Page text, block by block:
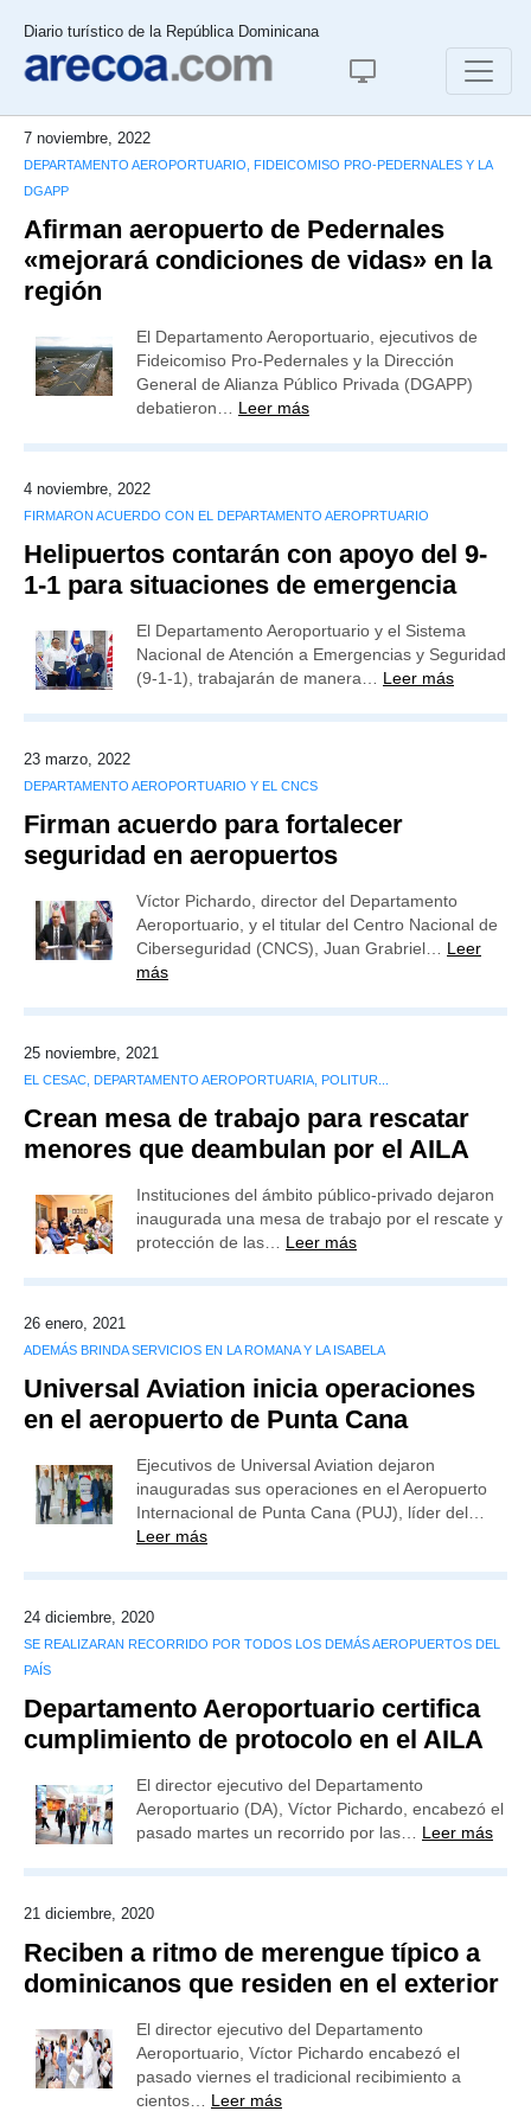
Diario turístico de la República Dominicana
7 noviembre, 2022
DEPARTAMENTO AEROPORTUARIO, FIDEICOMISO PRO-PEDERNALES Y LA
DGAPP
Afirman aeropuerto de Pedernales
«mejorará condiciones de vidas» en la
región
El Departamento Aeroportuario, ejecutivos de
Fideicomiso Pro-Pedernales y la Dirección
General de Alianza Público Privada (DGAPP)
debatieron… Leer más
4 noviembre, 2022
FIRMARON ACUERDO CON EL DEPARTAMENTO AEROPRTUARIO
Helipuertos contarán con apoyo del 9-
1-1 para situaciones de emergencia
El Departamento Aeroportuario y el Sistema
Nacional de Atención a Emergencias y Seguridad
(9-1-1), trabajarán de manera… Leer más
23 marzo, 2022
DEPARTAMENTO AEROPORTUARIO Y EL CNCS
Firman acuerdo para fortalecer
seguridad en aeropuertos
Víctor Pichardo, director del Departamento
Aeroportuario, y el titular del Centro Nacional de
Ciberseguridad (CNCS), Juan Grabriel… Leer
más
25 noviembre, 2021
EL CESAC, DEPARTAMENTO AEROPORTUARIA, POLITUR...
Crean mesa de trabajo para rescatar
menores que deambulan por el AILA
Instituciones del ámbito público-privado dejaron
inaugurada una mesa de trabajo por el rescate y
protección de las… Leer más
26 enero, 2021
ADEMÁS BRINDA SERVICIOS EN LA ROMANA Y LA ISABELA
Universal Aviation inicia operaciones
en el aeropuerto de Punta Cana
Ejecutivos de Universal Aviation dejaron
inauguradas sus operaciones en el Aeropuerto
Internacional de Punta Cana (PUJ), líder del…
Leer más
24 diciembre, 2020
SE REALIZARAN RECORRIDO POR TODOS LOS DEMÁS AEROPUERTOS DEL
PAÍS
Departamento Aeroportuario certifica
cumplimiento de protocolo en el AILA
El director ejecutivo del Departamento
Aeroportuario (DA), Víctor Pichardo, encabezó el
pasado martes un recorrido por las… Leer más
21 diciembre, 2020
Reciben a ritmo de merengue típico a
dominicanos que residen en el exterior
El director ejecutivo del Departamento
Aeroportuario, Víctor Pichardo encabezó el
pasado viernes el tradicional recibimiento a
cientos… Leer más